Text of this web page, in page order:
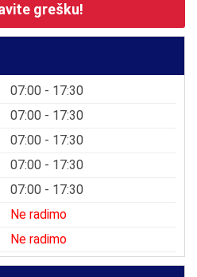
grešku!
07:00 - 17:30
07:00 - 17:30
07:00 - 17:30
07:00 - 17:30
07:00 - 17:30
Ne radimo
Ne radimo